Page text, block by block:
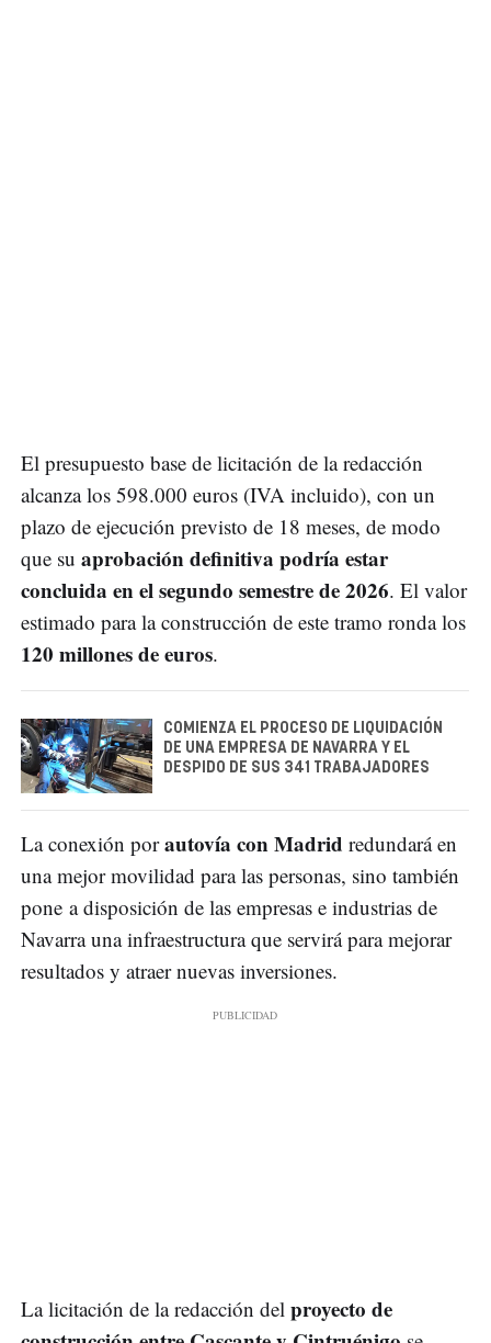
El presupuesto base de licitación de la redacción
alcanza los 598.000 euros (IVA incluido), con un
plazo de ejecución previsto de 18 meses, de modo
que su aprobación definitiva podría estar
concluida en el segundo semestre de 2026. El valor
estimado para la construcción de este tramo ronda los
120 millones de euros.
COMIENZA EL PROCESO DE LIQUIDACIÓN
DE UNA EMPRESA DE NAVARRA Y EL
DESPIDO DE SUS 341 TRABAJADORES
La conexión porautovía con Madrid redundará en
una mejor movilidad para las personas, sino también
pone a disposición de las empresas e industrias de
Navarra una infraestructura que servirá para mejorar
resultados y atraer nuevas inversiones.
La licitación de la redacción del proyecto de